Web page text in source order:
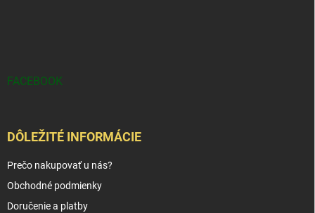
FACEBOOK
DÔLEŽITÉ INFORMÁCIE
Prečo nakupovať u nás?
Obchodné podmienky
Doručenie a platby